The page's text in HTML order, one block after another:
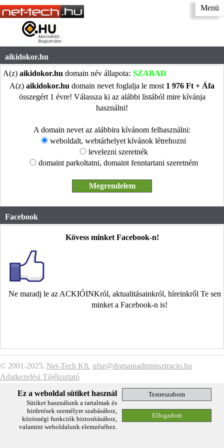
Menü
aikidokor.hu
A(z) aikidokor.hu domain név állapota: SZABAD
A(z) aikidokor.hu domain nevet foglalja le most 1 976 Ft + Áfa
összegért 1 évre! Válassza ki az alábbi listából mire kívánja
használni!
A domain nevet az alábbira kívánom felhasználni:
weboldalt, webtárhelyet kívánok létrehozni
levelezni szeretnék
domaint parkoltatni, domaint fenntartani szeretném
Facebook
Kövess minket Facebook-n!
Ne maradj le az ACKIÓINKról, aktualitásainkról, híreinkről Te
minket a Facebook-n is!
© 2001-2025. Net-Tech Kft. ufsz@domainadminisztracio.hu
Adatkezelési Tájékoztató
Ez a weboldal sütiket használ
Sütiket használunk a tartalmak és
hirdetések személyre szabásához,
közösségi funkciók biztosításához,
valamint weboldalunk elemzéséhez.